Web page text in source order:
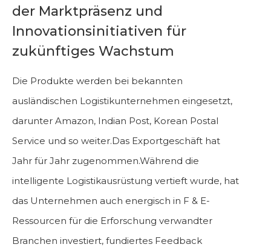
der Marktpräsenz und
Innovationsinitiativen für
zukünftiges Wachstum
Die Produkte werden bei bekannten
ausländischen Logistikunternehmen eingesetzt,
darunter Amazon, Indian Post, Korean Postal
Service und so weiter.Das Exportgeschäft hat
Jahr für Jahr zugenommen.Während die
intelligente Logistikausrüstung vertieft wurde, hat
das Unternehmen auch energisch in F & E-
Ressourcen für die Erforschung verwandter
Branchen investiert, fundiertes Feedback